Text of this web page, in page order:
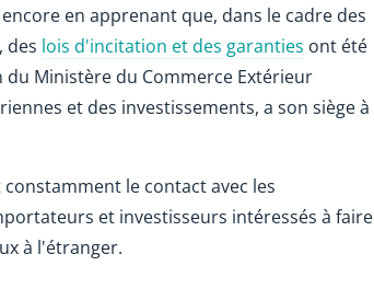
en apprenant que, dans le cadre des
des lois d'incitation et des garanties ont été
du Ministère du Commerce Extérieur
et des investissements, a son siège à
le contact avec les
et investisseurs intéressés à faire
à l'étranger.